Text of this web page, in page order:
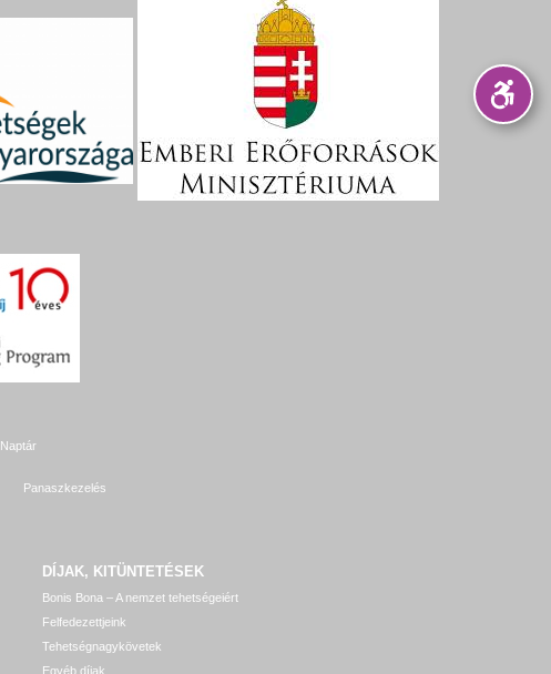
Naptár
Panaszkezelés
DÍJAK, KITÜNTETÉSEK
Bonis Bona – A nemzet tehetségeiért
Felfedezettjeink
Tehetségnagykövetek
Egyéb díjak